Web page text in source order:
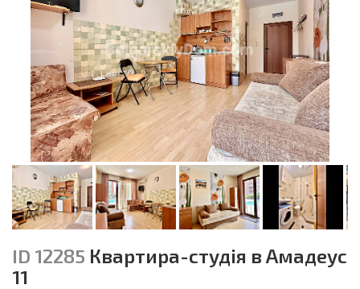
ID 12285 Квартира-студія в Амадеус
11